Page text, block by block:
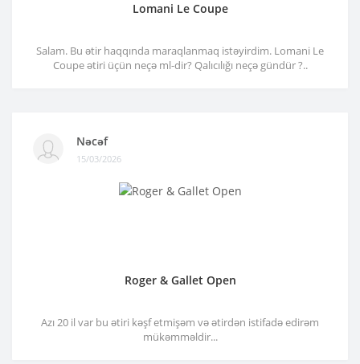
Lomani Le Coupe
Salam. Bu ətir haqqında maraqlanmaq istəyirdim. Lomani Le
Coupe ətiri üçün neçə ml-dir? Qalıcılığı neçə gündür ?..
Nəcəf
15/03/2026
Roger & Gallet Open
Azı 20 il var bu ətiri kəşf etmişəm və ətirdən istifadə edirəm
mükəmməldir...